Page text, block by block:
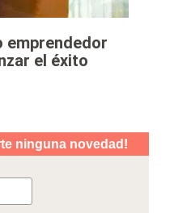
emprendedor
el éxito